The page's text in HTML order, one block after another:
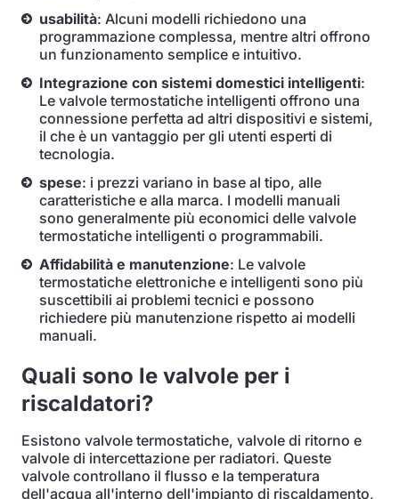
usabilità: Alcuni modelli richiedono una
programmazione complessa, mentre altri offrono
un funzionamento semplice e intuitivo.
Integrazione con sistemi domestici intelligenti:
Le valvole termostatiche intelligenti offrono una
connessione perfetta ad altri dispositivi e sistemi,
il che è un vantaggio per gli utenti esperti di
tecnologia.
spese: i prezzi variano in base al tipo, alle
caratteristiche e alla marca. I modelli manuali
sono generalmente più economici delle valvole
termostatiche intelligenti o programmabili.
Affidabilità e manutenzione: Le valvole
termostatiche elettroniche e intelligenti sono più
suscettibili ai problemi tecnici e possono
richiedere più manutenzione rispetto ai modelli
manuali.
Quali sono le valvole per i
riscaldatori?
Esistono valvole termostatiche, valvole di ritorno e
valvole di intercettazione per radiatori. Queste
valvole controllano il flusso e la temperatura
dell'acqua all'interno dell'impianto di riscaldamento,